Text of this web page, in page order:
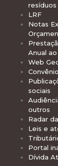
resíduos
LRF
Notas
Anual
Web
sociais
outros
Radar
Leis e
Portal
Dívida